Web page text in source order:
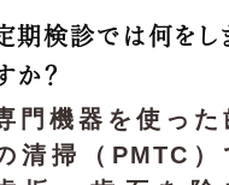
期検診では何をし
か？
門機器を使った
清掃（PMTC）